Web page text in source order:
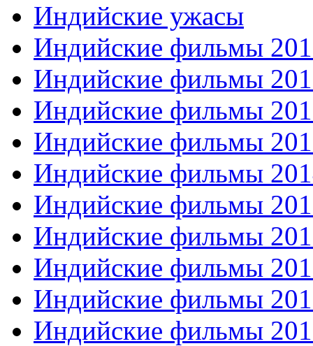
Индийские ужасы
Индийские фильмы
Индийские фильмы
Индийские фильмы
Индийские фильмы
Индийские фильмы
Индийские фильмы
Индийские фильмы
Индийские фильмы
Индийские фильмы
Индийские фильмы